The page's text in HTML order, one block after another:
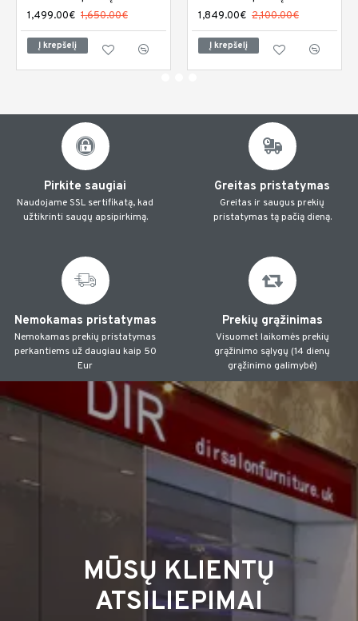
1,499.00€ 1,650.00€
Į krepšelį
1,849.00€ 2,100.00€
Į krepšelį
Pirkite saugiai
Naudojame SSL sertifikatą, kad
užtikrinti saugų apsipirkimą.
Greitas pristatymas
Greitas ir saugus prekių
pristatymas tą pačią dieną.
Nemokamas pristatymas
Nemokamas prekių pristatymas
perkantiems už daugiau kaip 50
Eur
Prekių grąžinimas
Visuomet laikomės prekių
grąžinimo sąlygų (14 dienų
grąžinimo galimybė)
MŪSŲ KLIENTŲ
ATSILIEPIMAI